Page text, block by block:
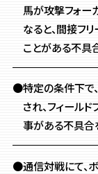
馬が攻撃フォー
なると、間接フ
ことがある不具
●特定の条件下で
され、フィール
事がある不具合
●通信対戦にて、